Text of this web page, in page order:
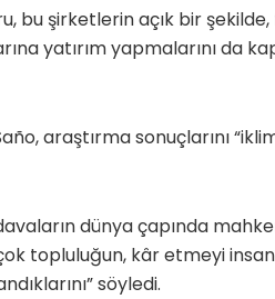
bu şirketlerin açık bir
yatırım yapmalarını da
araştırma sonuçlarını
dünya çapında
topluluğun, kâr etmeyi
söyledi.